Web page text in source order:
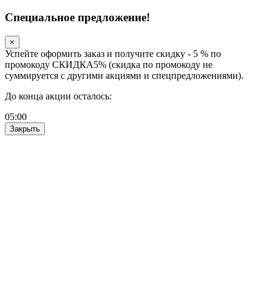
Специальное предложение!
×
Успейте оформить заказ и получите скидку - 5 % по
промокоду СКИДКА5% (скидка по промокоду не
суммируется с другими акциями и спецпредложениями).
До конца акции осталось:
05:00
Закрыть